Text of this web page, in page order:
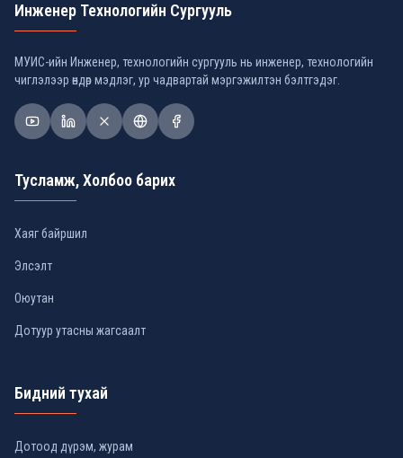
Инженер Технологийн Сургууль
МУИС-ийн Инженер, технологийн сургууль нь инженер, технологийн
чиглэлээр өндөр мэдлэг, ур чадвартай мэргэжилтэн бэлтгэдэг.
Тусламж, Холбоо барих
Хаяг байршил
Элсэлт
Оюутан
Дотуур утасны жагсаалт
Бидний тухай
Дотоод дүрэм, журам